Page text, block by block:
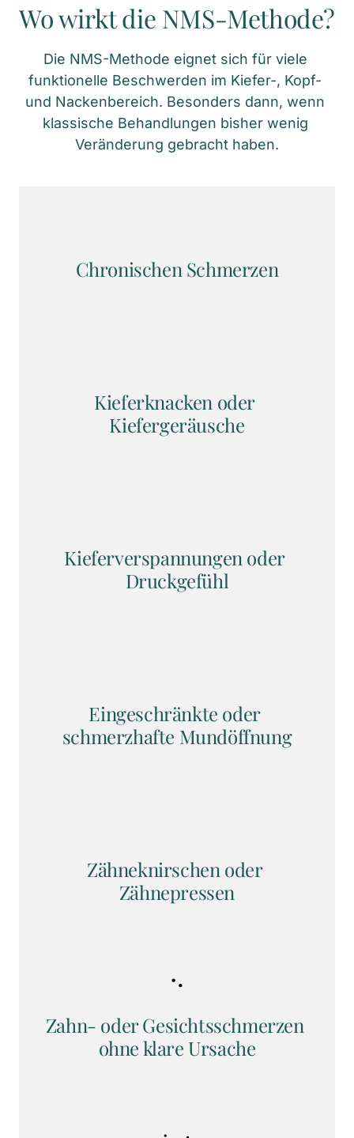
Wo wirkt die NMS-Methode?
Die NMS-Methode eignet sich für viele
funktionelle Beschwerden im Kiefer-, Kopf-
und Nackenbereich. Besonders dann, wenn
klassische Behandlungen bisher wenig
Veränderung gebracht haben.
Chronischen Schmerzen
Kieferknacken oder
Kiefergeräusche
Kieferverspannungen oder
Druckgefühl
Eingeschränkte oder
schmerzhafte Mundöffnung
Zähneknirschen oder
Zähnepressen
Zahn- oder Gesichtsschmerzen
ohne klare Ursache